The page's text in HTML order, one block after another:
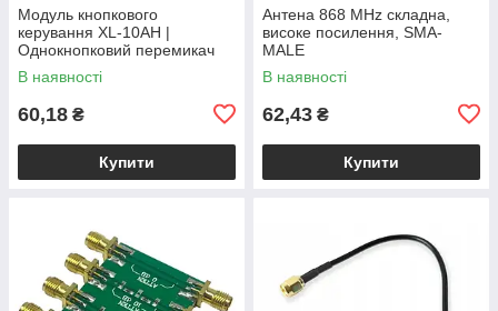
Модуль кнопкового
керування XL-10AH |
Однокнопковий перемикач
10A | Модуль з фіксацією |
Широкий діапазон
В наявності
60,18 ₴
Купити
Антена 868 MHz складна,
високе посилення, SMA-
MALE
В наявності
62,43 ₴
Купити